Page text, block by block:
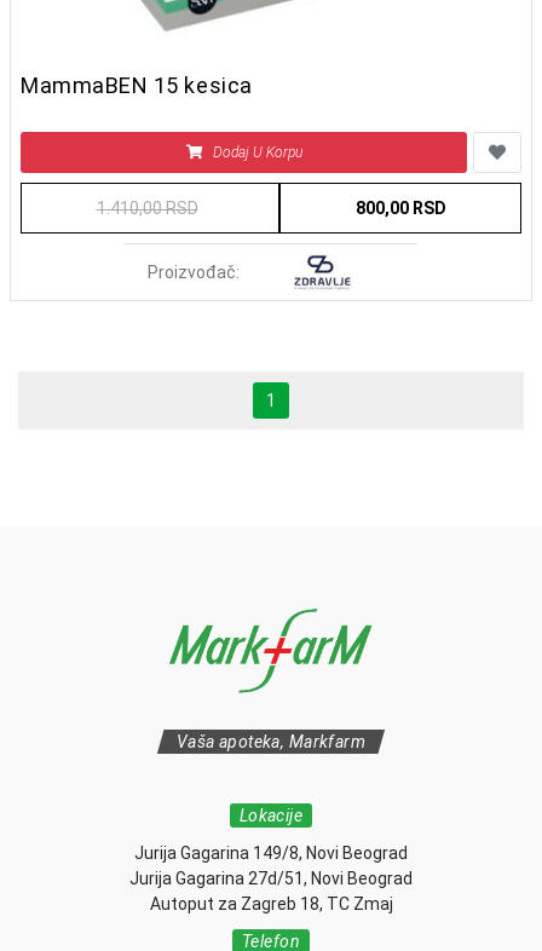
MammaBEN 15 kesica
Dodaj U Korpu
1.410,00 RSD 800,00 RSD
Proizvođač:
1
Vaša apoteka, Markfarm
Lokacije
Jurija Gagarina 149/8, Novi Beograd
Jurija Gagarina 27d/51, Novi Beograd
Autoput za Zagreb 18, TC Zmaj
Telefon